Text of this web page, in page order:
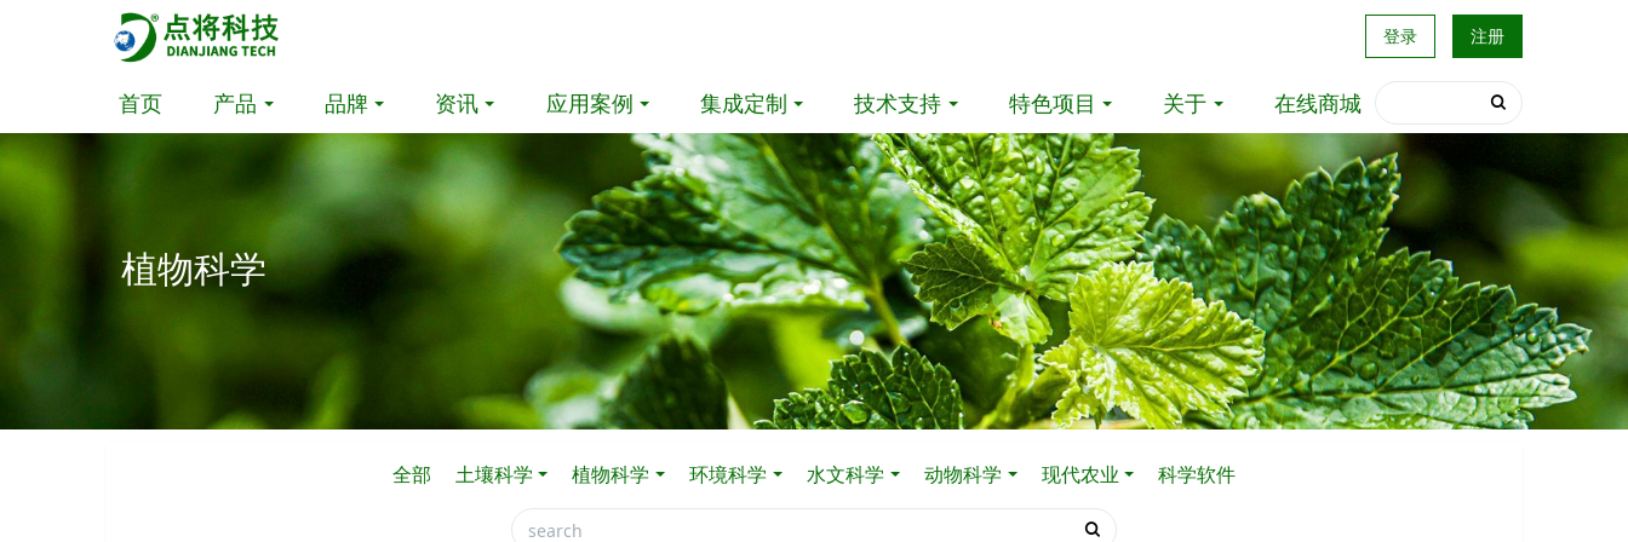
登录 注册
首页 产品 品牌 资讯 应用案例 集成定制 技术支持 特色项目 关于 在线商城
植物科学
全部 土壤科学 植物科学 环境科学 水文科学 动物科学 现代农业 科学软件